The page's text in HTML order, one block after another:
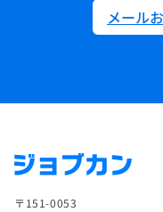
メール
〒151-0053